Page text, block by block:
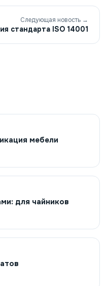
Следующая новость →
стандарта ISO 14001
мебели
для чайников